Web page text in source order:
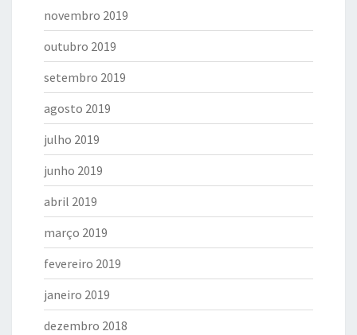
novembro 2019
outubro 2019
setembro 2019
agosto 2019
julho 2019
junho 2019
abril 2019
março 2019
fevereiro 2019
janeiro 2019
dezembro 2018